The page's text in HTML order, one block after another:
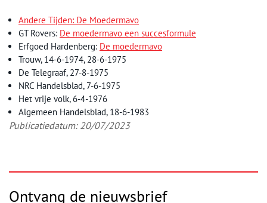
Andere Tijden: De Moedermavo
GT Rovers: De moedermavo een succesformule
Erfgoed Hardenberg: De moedermavo
Trouw, 14-6-1974, 28-6-1975
De Telegraaf, 27-8-1975
NRC Handelsblad, 7-6-1975
Het vrije volk, 6-4-1976
Algemeen Handelsblad, 18-6-1983
Publicatiedatum: 20/07/2023
Ontvang de nieuwsbrief